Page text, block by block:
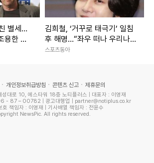
별세…
용한 조
김희철, ‘거꾸로 태극기’ 일침
후 해명…“좌우 떠나 우리나
라 국기”[SD이슈]
스포츠동아
개인정보취급방침 콘텐츠 신고 제휴문의
성대로 10, 에스타워 18층 노티플러스 | 대표자 : 이영재
- 87 – 00782 | 광고대행업 | partner@notiplus.co.kr
호 책임자 : 이영재 | 기사배열 책임자 : 전윤수
NewsPic. All rights reserved.